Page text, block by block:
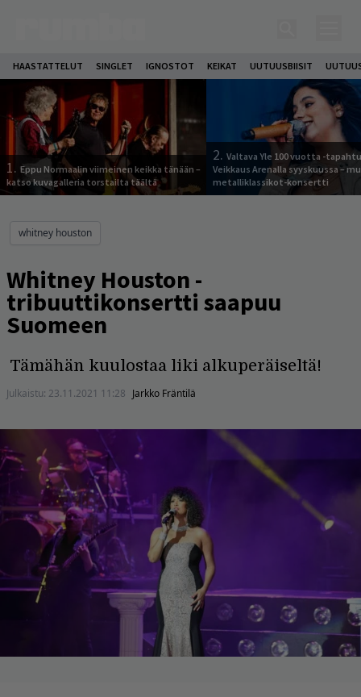
HAASTATTELUT SINGLET IGNOSTOT KEIKAT UUTUUSBIISIT
1. Eppu Normaalin viimeinen keikka tänään –
katso kuvagalleria torstailta täältä
2. Valtava Yle 100 vuotta -
Veikkaus Arenalla syyskuussa –
metalliklassikot-konsertti
whitney houston
Whitney Houston -
tribuuttikonsertti saapuu
Suomeen
Tämähän kuulostaa liki alkuperäiseltä!
Julkaistu: 23.11.2021 11:28 Jarkko Fräntilä